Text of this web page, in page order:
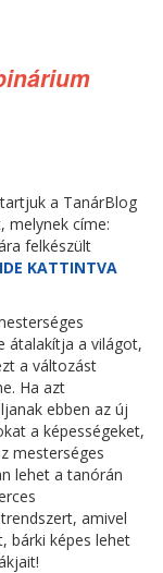
a TanárBlog
melynek címe:
felkészült
IDE KATTINTVA
átalakítja a világot,
a változást
Ha azt
ebben az új
a képességeket,
mesterséges
lehet a tanórán
amivel
bárki képes lehet